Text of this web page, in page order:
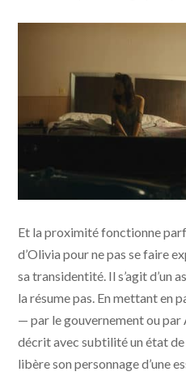
Et la proximité fonctionne
d’Olivia pour ne pas se faire
sa transidentité. Il s’agit d’un
la résume pas. En mettant en
— par le gouvernement ou par
décrit avec subtilité un état
libère son personnage d’une